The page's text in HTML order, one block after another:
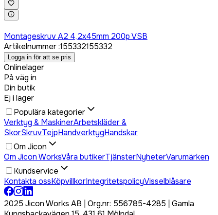
Montageskruv A2 4,2x45mm 200p VSB
Artikelnummer:155332155332
Logga in för att se pris
Onlinelager
På väg in
Din butik
Ej i lager
Populära kategorier
Verktyg & MaskinerArbetskläder &
SkorSkruvTejpHandverktygHandskar
Om Jicon
Om Jicon WorksVåra butikerTjänsterNyheterVarumärken
Kundservice
Kontakta ossKöpvillkorIntegritetspolicyVisselblåsare
2025 Jicon Works AB | Org.nr: 556785-4285 | Gamla